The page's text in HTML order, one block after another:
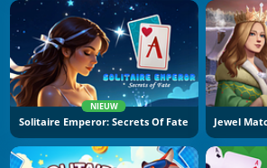
NIEUW
Solitaire Emperor: Secrets Of Fate